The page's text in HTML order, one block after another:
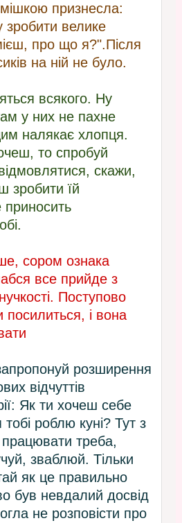
признесла:
зробити велике
про що я?".Після
на ній не було.
всякого. Ну
у них не пахне
налякає хлопця.
то спробуй
скажи,
зробити їй
сором ознака
все прийде з
Поступово
посилиться, і вона
розширення
відчуттів
Як ти хочеш себе
роблю куні? Тут з
треба,
зваблюй. Тільки
як це правильно
був невдалий досвід
не розповісти про